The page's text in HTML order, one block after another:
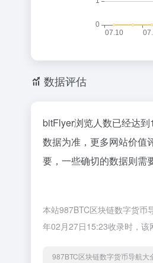
数据评估
bitFlyer浏览人数已经达
数据为准，更多网站价值
要，一些确切的数据则需
本站987BTC区块链数字货币
年02月27日15:23收录时，该
987BTC区块链数字货币导航大